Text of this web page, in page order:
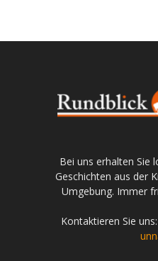
Bei uns erhalten Sie
Geschichten aus der
Umgebung. Immer
Kontaktieren Sie uns: